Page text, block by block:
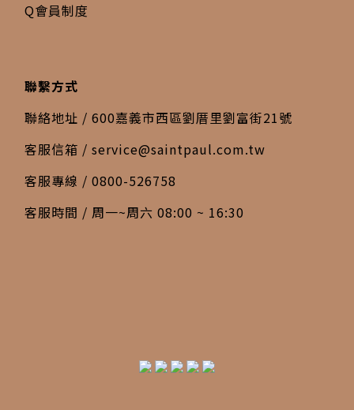
Q會員制度
聯繫方式
聯絡地址 / 600嘉義市西區劉厝里劉富街21號
客服信箱 / service@saintpaul.com.tw
客服專線 / 0800-526758
客服時間 / 周一~周六 08:00 ~ 16:30